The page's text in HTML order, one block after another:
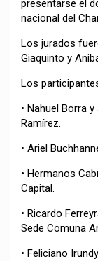
presentarse el
nacional del
Los jurados
Giaquinto y
Los
• Nahuel Borra
Ramírez.
• Ariel
• Hermanos
Capital.
• Ricardo
Sede Comuna
• Feliciano